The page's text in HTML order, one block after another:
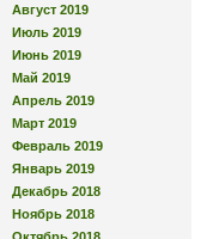
Август 2019
Июль 2019
Июнь 2019
Май 2019
Апрель 2019
Март 2019
Февраль 2019
Январь 2019
Декабрь 2018
Ноябрь 2018
Октябрь 2018